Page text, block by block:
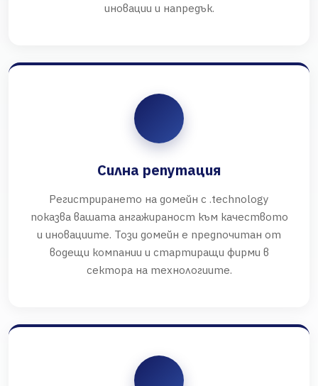
иновации и напредък.
Силна репутация
Регистрирането на домейн с .technology
показва вашата ангажираност към качеството
и иновациите. Този домейн е предпочитан от
водещи компании и стартиращи фирми в
сектора на технологиите.